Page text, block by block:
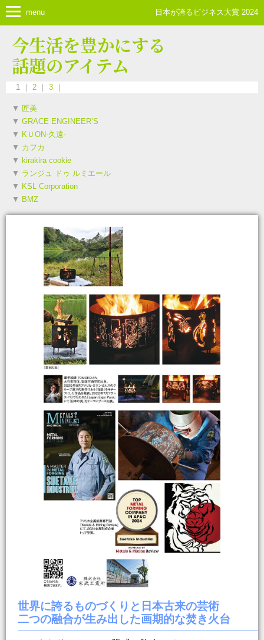
menu 日本が誇るビジネス大賞 2024
今生活を豊かにする
話題のアイテム
1 ｜ 2 3
▼ 匠美
▼ GRACE ENGINEER’S
▼ KＵON-久遠-
▼ カフカ
▼ kirakira cookie
▼ ランジュ ドゥ ルミエール
▼ KSL Corporation
▼ BMZ
世界に誇るものづくりと日本古来の芸術
二つの融合が生み出した画期的な焚き火台